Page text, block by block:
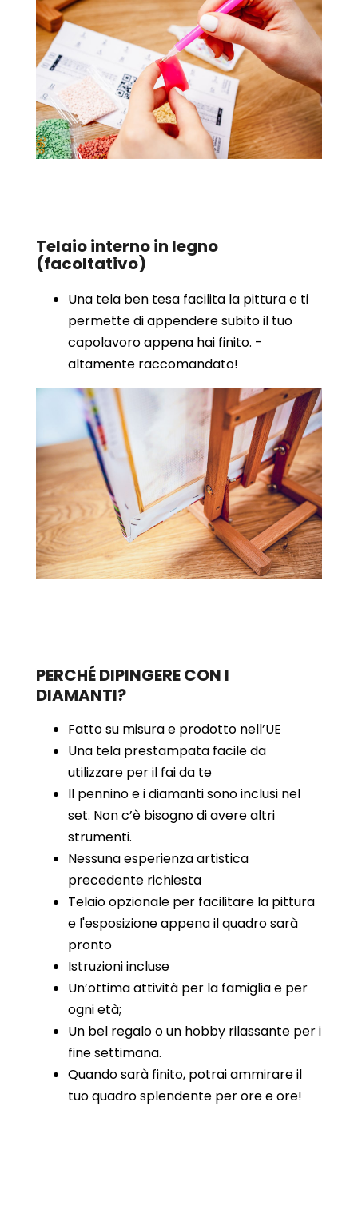
Telaio interno in legno
(facoltativo)
Una tela ben tesa facilita la pittura e ti
permette di appendere subito il tuo
capolavoro appena hai finito. -
altamente raccomandato!
PERCHÉ DIPINGERE CON I
DIAMANTI?
Fatto su misura e prodotto nell’UE
Una tela prestampata facile da
utilizzare per il fai da te
Il pennino e i diamanti sono inclusi nel
set. Non c’è bisogno di avere altri
strumenti.
Nessuna esperienza artistica
precedente richiesta
Telaio opzionale per facilitare la pittura
e l'esposizione appena il quadro sarà
pronto
Istruzioni incluse
Un’ottima attività per la famiglia e per
ogni età;
Un bel regalo o un hobby rilassante per i
fine settimana.
Quando sarà finito, potrai ammirare il
tuo quadro splendente per ore e ore!